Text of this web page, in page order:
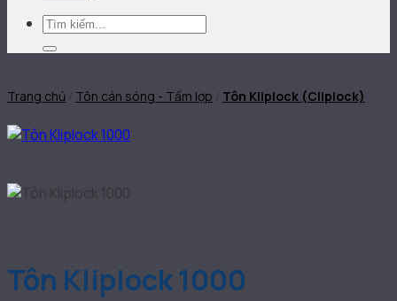
Tìm
kiếm:
Trang chủ / Tôn cán sóng - Tấm lợp / Tôn Kliplock (Cliplock)
Tôn Kliplock 1000